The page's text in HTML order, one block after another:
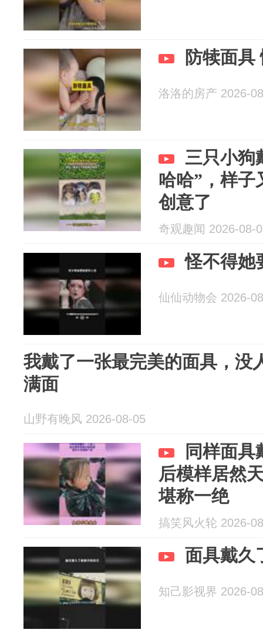
防犊面具
洛洛的房产 2026-
三只小狗
哈哈”，样子
创意了
奇观趣闻 2026-08-
怪不得她
仙仙动物会 2026-
我戴了一张最完美的面具，没
满面
山野有晚风 2026-08-05
同样面具
后模样居然
堪称一绝
搞笑风火轮 2026-
面具戴久
知己影视界 2026-